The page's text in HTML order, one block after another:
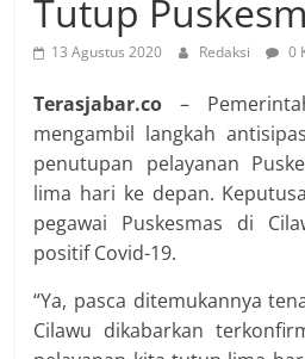
Tutup
13 Agustus 2020 Redaksi 0
Terasjabar.co–
mengambil langkah
penutupan pelayanan
lima hari ke depan.
pegawai Puskesmas di
positif Covid-19.
“Ya, pasca ditemukannya
Cilawu dikabarkan